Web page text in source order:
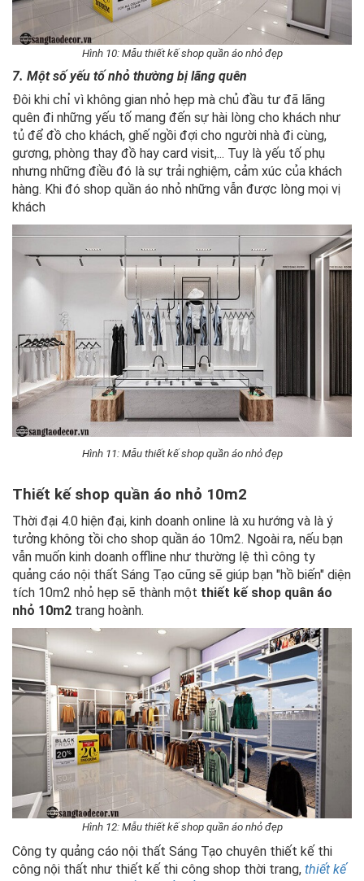
Hình 10: Mẫu thiết kế shop quần áo nhỏ đẹp
7. Một số yếu tố nhỏ thường bị lãng quên
Đôi khi chỉ vì không gian nhỏ hẹp mà chủ đầu tư đã lãng
quên đi những yếu tố mang đến sự hài lòng cho khách như
tủ để đồ cho khách, ghế ngồi đợi cho người nhà đi cùng,
gương, phòng thay đồ hay card visit,... Tuy là yếu tố phụ
nhưng những điều đó là sự trải nghiệm, cảm xúc của khách
hàng. Khi đó shop quần áo nhỏ những vẫn được lòng mọi vị
khách
Hình 11: Mẫu thiết kế shop quần áo nhỏ đẹp
Thiết kế shop quần áo nhỏ 10m2
Thời đại 4.0 hiện đại, kinh doanh online là xu hướng và là ý
tưởng không tồi cho shop quần áo 10m2. Ngoài ra, nếu bạn
vẫn muốn kinh doanh offline như thường lệ thì công ty
quảng cáo nội thất Sáng Tạo cũng sẽ giúp bạn "hồ biến" diện
tích 10m2 nhỏ hẹp sẽ thành một thiết kế shop quân áo
nhỏ 10m2 trang hoành.
Hình 12: Mẫu thiết kế shop quần áo nhỏ đẹp
Công ty quảng cáo nội thất Sáng Tạo chuyên thiết kế thi
công nội thất như thiết kế thi công shop thời trang, thiết kế